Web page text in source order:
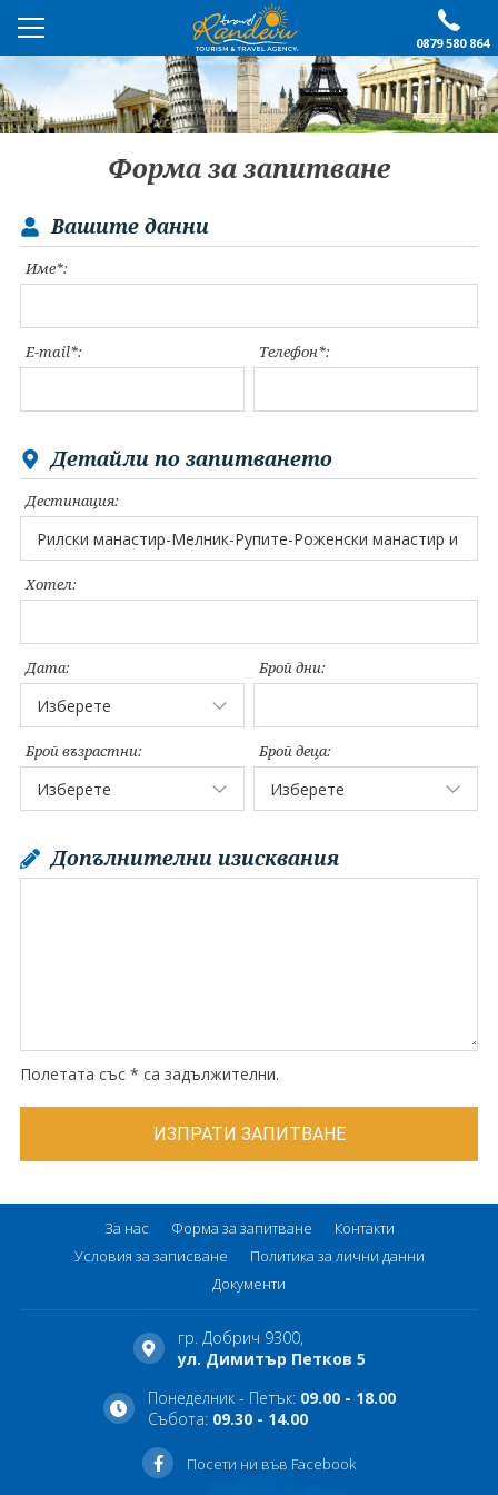
0879 580 864
ПРЕПОРЪЧАНО
ЕКСКУРЗИИ
ПОЧИВКИ
ОЩЕ
Контакти
Условия за записване
Политика за лични
Документи
Форма за запитване
Вашите данни
Име*:
E-mail*: Телефон*:
Детайли по запитването
Дестинация:
Хотел:
Дата: Брой дни:
Брой възрастни: Брой деца:
Допълнителни изисквания
Полетата със * са задължителни.
За нас Форма за запитване
Контакти
Условия за записване
Политика за лични данни
Документи
гр. Добрич 9300,
ул. Димитър Петков 5
Понеделник - Петък: 09.00 - 18.00
Събота: 09.30 - 14.00
Посети ни във Facebook